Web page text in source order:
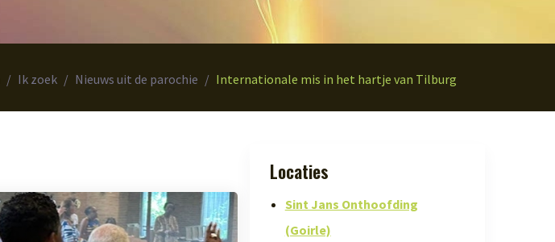
Ik zoek Nieuws uit de parochie Internationale mis in het hartje van Tilburg
Locaties
Sint Jans Onthoofding
(Goirle)